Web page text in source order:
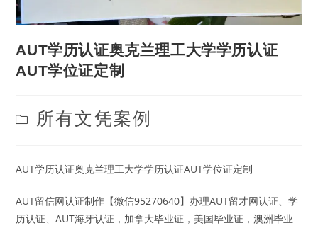
AUT学历认证奥克兰理工大学学历认证
AUT学位证定制
Post
category:
所有文凭案例
AUT学历认证奥克兰理工大学学历认证AUT学位证定制
AUT留信网认证制作【微信95270640】办理AUT留才网认证、学
历认证、AUT海牙认证，加拿大毕业证，美国毕业证，澳洲毕业